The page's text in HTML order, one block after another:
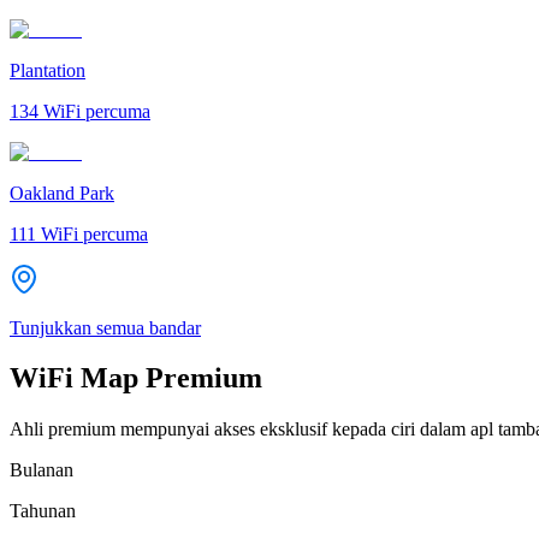
Plantation
134 WiFi percuma
Oakland Park
111 WiFi percuma
Tunjukkan semua bandar
WiFi Map Premium
Ahli premium mempunyai akses eksklusif kepada ciri dalam apl
Bulanan
Tahunan